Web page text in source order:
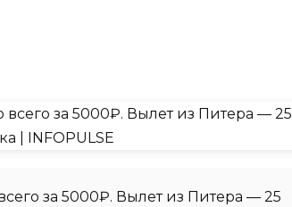
за 5000₽. Вылет из Питера — 25